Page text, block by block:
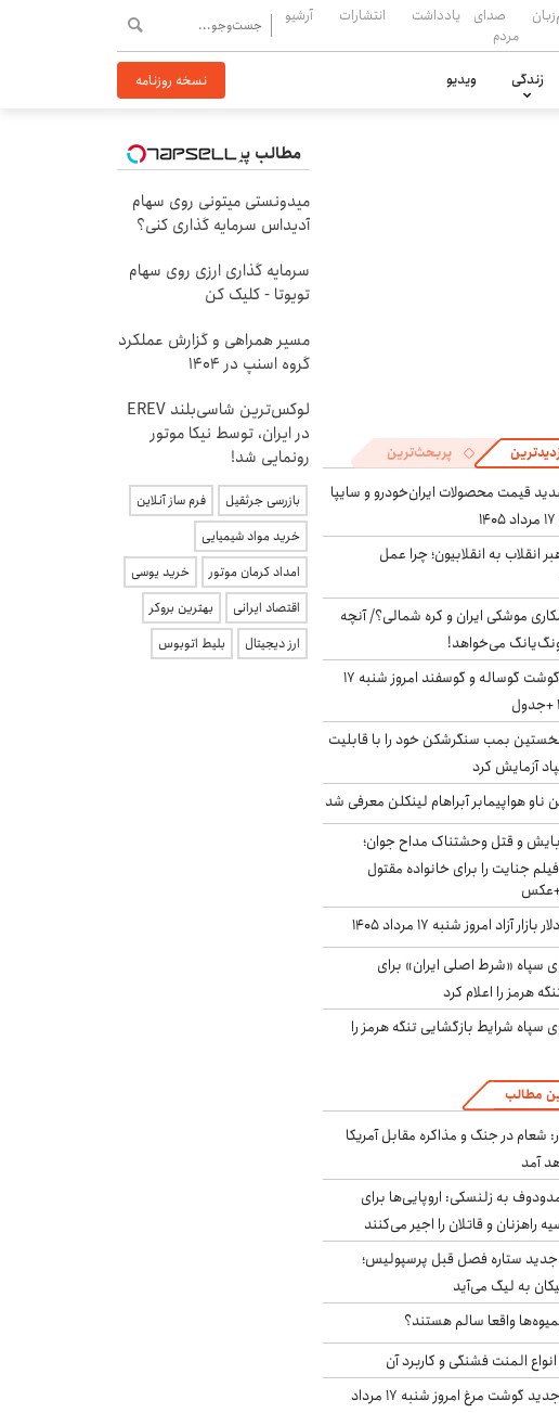
صدای
مردم
یادداشت انتشارات آرشیو
زندگی ویدیو نسخه روزنامه
پربحث‌ترین
قیمت محصولات ایران‌خودرو و سایپا
انقلاب به انقلابیون؛ چرا عمل
موشکی ایران و کره شمالی؟/ آنچه
می‌خواهد!
قیمت گوشت گوساله و گوسفند امروز شنبه ۱۷
بمب سنگرشکن خود را با قابلیت
آزمایش کرد
ناو هواپیمابر آبراهام لینکلن معرفی شد
و قتل وحشتناک مداح جوان؛
جنایت را برای خانواده مقتول
+عکس
آزاد امروز شنبه ۱۷ مرداد ۱۴۰۵
سپاه «شرط اصلی ایران» برای
هرمز را اعلام کرد
سپاه شرایط بازگشایی تنگه هرمز را
مطالب
شعام در جنگ و مذاکره مقابل آمریکا
آمد
به زلنسکی: اروپایی‌ها برای
راهزنان و قاتلان را اجیر می‌کنند
ستاره فصل قبل پرسپولیس؛
به لیگ می‌آید
واقعا سالم هستند؟
المنت فشنگی و کاربرد آن
قیمت جدید گوشت مرغ امروز شنبه ۱۷ مرداد
مطالب پیشنهادی
میدونستی میتونی روی سهام
آدیداس سرمایه گذاری کنی؟
سرمایه گذاری ارزی روی سهام
تویوتا - کلیک کن
مسیر همراهی و گزارش عملکرد
گروه اسنپ در ۱۴۰۴
لوکس‌ترین شاسی‌بلند EREV
در ایران، توسط نیکا موتور
رونمایی شد!
بازرسی جرثقیل
فرم ساز آنلاین
خرید مواد شیمیایی
امداد کرمان موتور
خرید یوسی
اقتصاد ایرانی
بهترین بروکر
ارز دیجیتال
بلیط اتوبوس